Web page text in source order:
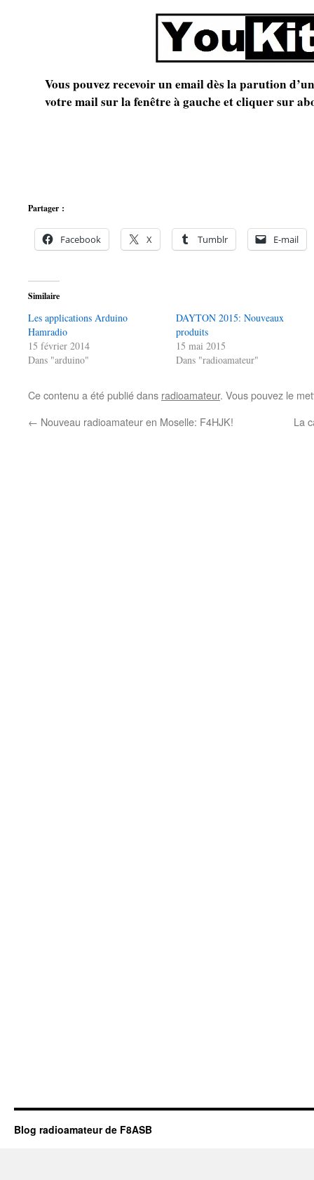
Vous pouvez recevoir un email dès la parution
votre mail sur la fenêtre à gauche et cliquer sur
Partager :
Facebook X Tumblr E-mail
Similaire
Les applications Arduino
Hamradio
15 février 2014
Dans "arduino"
DAYTON 2015: Nouveaux
produits
15 mai 2015
Dans "radioamateur"
Ce contenu a été publié dans radioamateur. Vous pouvez le
← Nouveau radioamateur en Moselle: F4HJK! La
Blog radioamateur de F8ASB